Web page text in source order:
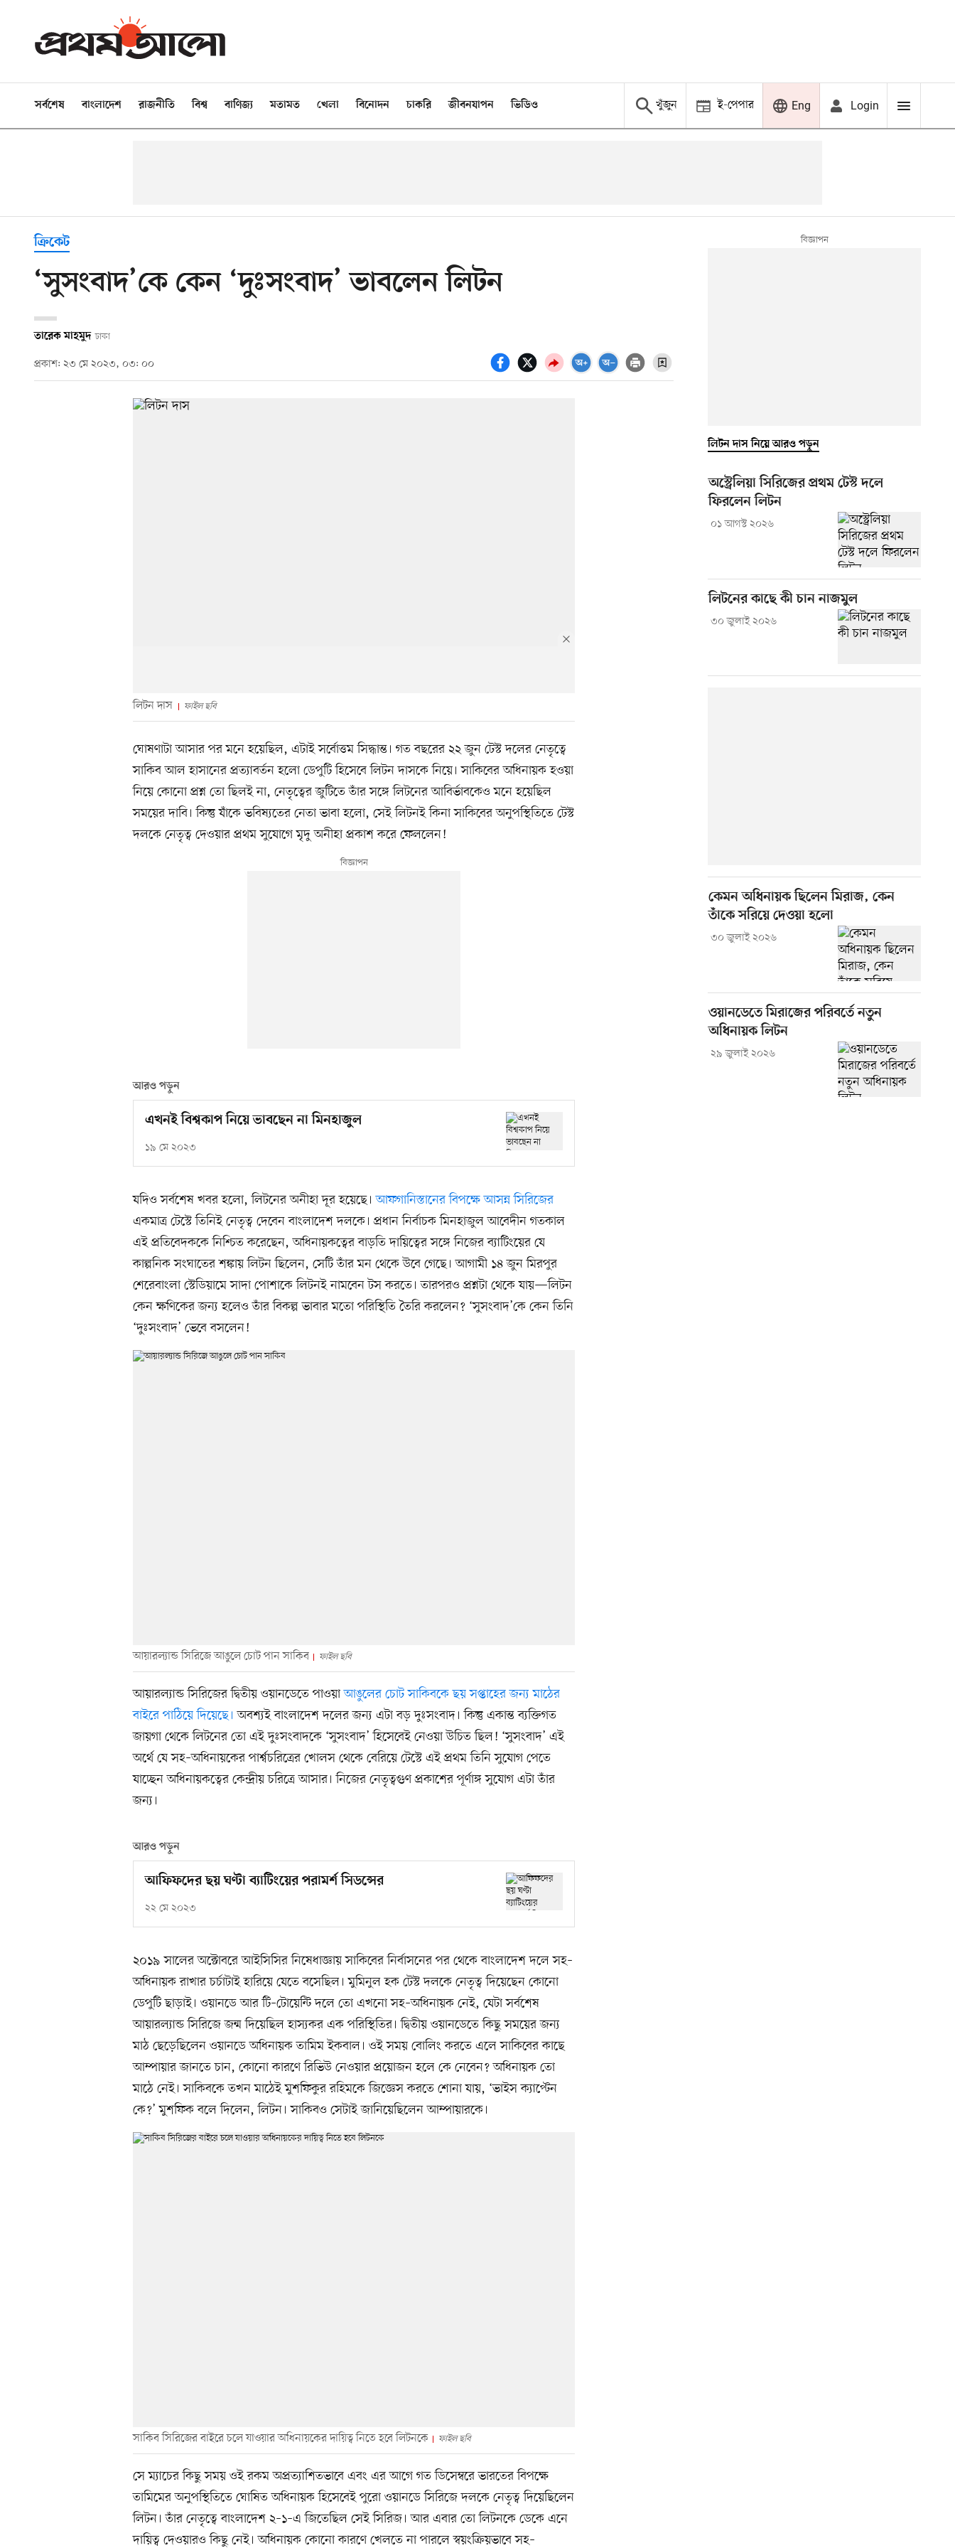
সর্বশেষ বাংলাদেশ রাজনীতি বিশ্ব বাণিজ্য মতামত খেলা বিনোদন চাকরি জীবনযাপন ভিডিও খুঁজুন ই-পেপার Eng Login
ক্রিকেট
‘সুসংবাদ’কে কেন ‘দুঃসংবাদ’ ভাবলেন লিটন
তারেক মাহমুদ ঢাকা
প্রকাশ: ২৩ মে ২০২৩, ০৩: ০০
লিটন দাস ফাইল ছবি
ঘোষণাটা আসার পর মনে হয়েছিল, এটাই সর্বোত্তম সিদ্ধান্ত। গত বছরের ২২ জুন টেস্ট দলের নেতৃত্বে
সাকিব আল হাসানের প্রত্যাবর্তন হলো ডেপুটি হিসেবে লিটন দাসকে নিয়ে। সাকিবের অধিনায়ক হওয়া
নিয়ে কোনো প্রশ্ন তো ছিলই না, নেতৃত্বের জুটিতে তাঁর সঙ্গে লিটনের আবির্ভাবকেও মনে হয়েছিল
সময়ের দাবি। কিন্তু যাঁকে ভবিষ্যতের নেতা ভাবা হলো, সেই লিটনই কিনা সাকিবের অনুপস্থিতিতে টেস্ট
দলকে নেতৃত্ব দেওয়ার প্রথম সুযোগে মৃদু অনীহা প্রকাশ করে ফেললেন!
আরও পড়ুন
এখনই বিশ্বকাপ নিয়ে ভাবছেন না মিনহাজুল
১৯ মে ২০২৩
যদিও সর্বশেষ খবর হলো, লিটনের অনীহা দূর হয়েছে।আফগানিস্তানের বিপক্ষে আসন্ন সিরিজের
একমাত্র টেস্টে তিনিই নেতৃত্ব দেবেন বাংলাদেশ দলকে। প্রধান নির্বাচক মিনহাজুল আবেদীন গতকাল
এই প্রতিবেদককে নিশ্চিত করেছেন, অধিনায়কত্বের বাড়তি দায়িত্বের সঙ্গে নিজের ব্যাটিংয়ের যে
কাল্পনিক সংঘাতের শঙ্কায় লিটন ছিলেন, সেটি তাঁর মন থেকে উবে গেছে। আগামী ১৪ জুন মিরপুর
শেরেবাংলা স্টেডিয়ামে সাদা পোশাকে লিটনই নামবেন টস করতে। তারপরও প্রশ্নটা থেকে যায়—লিটন
কেন ক্ষণিকের জন্য হলেও তাঁর বিকল্প ভাবার মতো পরিস্থিতি তৈরি করলেন? ‘সুসংবাদ’কে কেন তিনি
‘দুঃসংবাদ’ ভেবে বসলেন!
আয়ারল্যান্ড সিরিজে আঙুলে চোট পান সাকিব ফাইল ছবি
আয়ারল্যান্ড সিরিজের দ্বিতীয় ওয়ানডেতে পাওয়াআঙুলের চোট সাকিবকে ছয় সপ্তাহের জন্য মাঠের
বাইরে পাঠিয়ে দিয়েছে। অবশ্যই বাংলাদেশ দলের জন্য এটা বড় দুঃসংবাদ। কিন্তু একান্ত ব্যক্তিগত
জায়গা থেকে লিটনের তো এই দুঃসংবাদকে ‘সুসংবাদ’ হিসেবেই নেওয়া উচিত ছিল! ‘সুসংবাদ’ এই
অর্থে যে সহ–অধিনায়কের পার্শ্বচরিত্রের খোলস থেকে বেরিয়ে টেস্টে এই প্রথম তিনি সুযোগ পেতে
যাচ্ছেন অধিনায়কত্বের কেন্দ্রীয় চরিত্রে আসার। নিজের নেতৃত্বগুণ প্রকাশের পূর্ণাঙ্গ সুযোগ এটা তাঁর
জন্য।
আরও পড়ুন
আফিফদের ছয় ঘণ্টা ব্যাটিংয়ের পরামর্শ সিডন্সের
২২ মে ২০২৩
২০১৯ সালের অক্টোবরে আইসিসির নিষেধাজ্ঞায় সাকিবের নির্বাসনের পর থেকে বাংলাদেশ দলে সহ–
অধিনায়ক রাখার চর্চাটাই হারিয়ে যেতে বসেছিল। মুমিনুল হক টেস্ট দলকে নেতৃত্ব দিয়েছেন কোনো
ডেপুটি ছাড়াই। ওয়ানডে আর টি–টোয়েন্টি দলে তো এখনো সহ–অধিনায়ক নেই, যেটা সর্বশেষ
আয়ারল্যান্ড সিরিজে জন্ম দিয়েছিল হাস্যকর এক পরিস্থিতির। দ্বিতীয় ওয়ানডেতে কিছু সময়ের জন্য
মাঠ ছেড়েছিলেন ওয়ানডে অধিনায়ক তামিম ইকবাল। ওই সময় বোলিং করতে এলে সাকিবের কাছে
আম্পায়ার জানতে চান, কোনো কারণে রিভিউ নেওয়ার প্রয়োজন হলে কে নেবেন? অধিনায়ক তো
মাঠে নেই। সাকিবকে তখন মাঠেই মুশফিকুর রহিমকে জিজ্ঞেস করতে শোনা যায়, ‘ভাইস ক্যাপ্টেন
কে?’ মুশফিক বলে দিলেন, লিটন। সাকিবও সেটাই জানিয়েছিলেন আম্পায়ারকে।
সাকিব সিরিজের বাইরে চলে যাওয়ার অধিনায়কের দায়িত্ব নিতে হবে লিটনকে ফাইল ছবি
সে ম্যাচের কিছু সময় ওই রকম অপ্রত্যাশিতভাবে এবং এর আগে গত ডিসেম্বরে ভারতের বিপক্ষে
তামিমের অনুপস্থিতিতে ঘোষিত অধিনায়ক হিসেবেই পুরো ওয়ানডে সিরিজে দলকে নেতৃত্ব দিয়েছিলেন
লিটন। তাঁর নেতৃত্বে বাংলাদেশ ২–১–এ জিতেছিল সেই সিরিজ। আর এবার তো লিটনকে ডেকে এনে
দায়িত্ব দেওয়ারও কিছু নেই। অধিনায়ক কোনো কারণে খেলতে না পারলে স্বয়ংক্রিয়ভাবে সহ–
লিটন দাস নিয়ে আরও পড়ুন
অস্ট্রেলিয়া সিরিজের প্রথম টেস্ট দলে
ফিরলেন লিটন
০১ আগস্ট ২০২৬
লিটনের কাছে কী চান নাজমুল
৩০ জুলাই ২০২৬
কেমন অধিনায়ক ছিলেন মিরাজ, কেন
তাঁকে সরিয়ে দেওয়া হলো
৩০ জুলাই ২০২৬
ওয়ানডেতে মিরাজের পরিবর্তে নতুন
অধিনায়ক লিটন
২৯ জুলাই ২০২৬